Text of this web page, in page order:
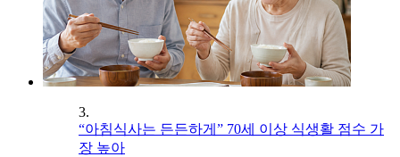
3.
“아침식사는 든든하게” 70세 이상 식생활 점수 가
장 높아